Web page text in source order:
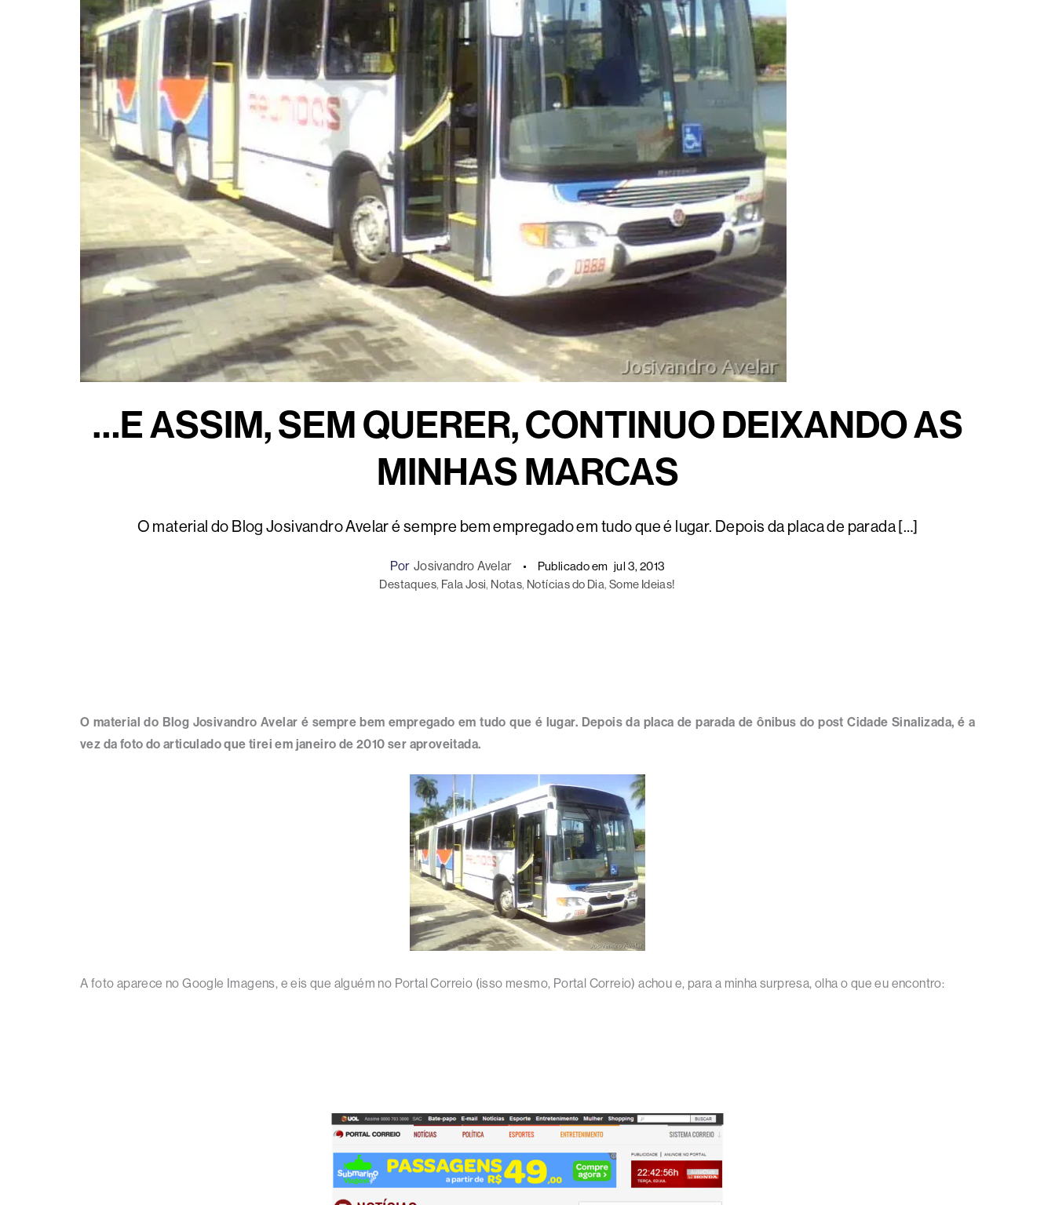
…E ASSIM, SEM QUERER, CONTINUO DEIXANDO AS
MINHAS MARCAS
O material do Blog Josivandro Avelar é sempre bem empregado em tudo que é lugar. Depois da placa de parada […]
Por Josivandro Avelar Publicado em jul 3, 2013
Destaques, Fala Josi, Notas, Notícias do Dia, Some Ideias!
O material do Blog Josivandro Avelar é sempre bem empregado em tudo que é lugar. Depois da placa de parada de ônibus do post Cidade Sinalizada, é a
vez da foto do articulado que tirei em janeiro de 2010 ser aproveitada.
A foto aparece no Google Imagens, e eis que alguém no Portal Correio (isso mesmo, Portal Correio) achou e, para a minha surpresa, olha o que eu encontro: